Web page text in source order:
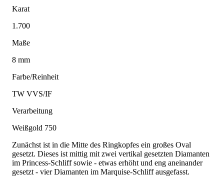
Karat
1.700
Maße
8 mm
Farbe/Reinheit
TW VVS/IF
Verarbeitung
Weißgold 750
Zunächst ist in die Mitte des Ringkopfes ein großes Oval
gesetzt. Dieses ist mittig mit zwei vertikal gesetzten Diamanten
im Princess-Schliff sowie - etwas erhöht und eng aneinander
gesetzt - vier Diamanten im Marquise-Schliff ausgefasst.